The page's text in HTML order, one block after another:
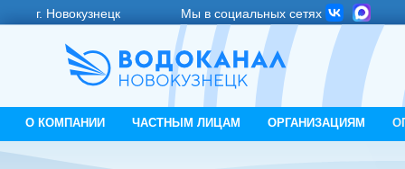
г. Новокузнецк Мы в социальных сетях
О КОМПАНИИ ЧАСТНЫМ ЛИЦАМ ОРГАНИЗАЦИЯМ